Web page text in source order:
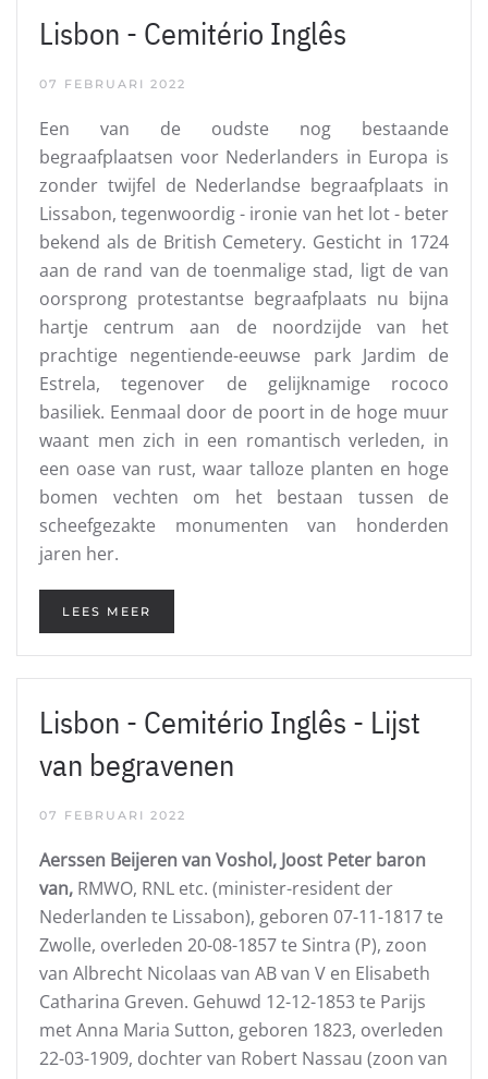
Lisbon - Cemitério Inglês
07 FEBRUARI 2022
Een van de oudste nog bestaande
begraafplaatsen voor Nederlanders in Europa is
zonder twijfel de Nederlandse begraafplaats in
Lissabon, tegenwoordig - ironie van het lot - beter
bekend als de British Cemetery. Gesticht in 1724
aan de rand van de toenmalige stad, ligt de van
oorsprong protestantse begraafplaats nu bijna
hartje centrum aan de noordzijde van het
prachtige negentiende-eeuwse park Jardim de
Estrela, tegenover de gelijknamige rococo
basiliek. Eenmaal door de poort in de hoge muur
waant men zich in een romantisch verleden, in
een oase van rust, waar talloze planten en hoge
bomen vechten om het bestaan tussen de
scheefgezakte monumenten van honderden
jaren her.
LEES MEER
Lisbon - Cemitério Inglês - Lijst
van begravenen
07 FEBRUARI 2022
Aerssen Beijeren van Voshol, Joost Peter baron
van, RMWO, RNL etc. (minister-resident der
Nederlanden te Lissabon), geboren 07-11-1817 te
Zwolle, overleden 20-08-1857 te Sintra (P), zoon
van Albrecht Nicolaas van AB van V en Elisabeth
Catharina Greven. Gehuwd 12-12-1853 te Parijs
met Anna Maria Sutton, geboren 1823, overleden
22-03-1909, dochter van Robert Nassau (zoon van